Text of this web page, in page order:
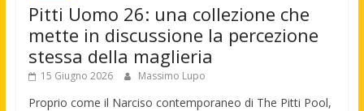
Pitti Uomo 26: una collezione che
mette in discussione la percezione
stessa della maglieria
15 Giugno 2026 Massimo Lupo
Proprio come il Narciso contemporaneo di The Pitti Pool,